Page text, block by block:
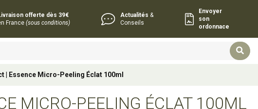
offerte dès 39€
France(sous conditions)
Actualités &
Conseils
Envoyer
son
ordonnace
| Essence Micro-Peeling Éclat 100ml
MICRO-PEELING ÉCLAT 100ML